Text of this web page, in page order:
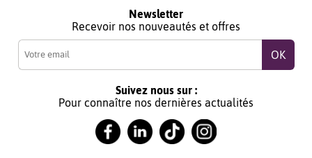
Newsletter
Recevoir nos nouveautés et offres
Suivez nous sur :
Pour connaître nos dernières actualités